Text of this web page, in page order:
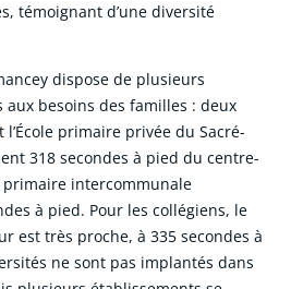
témoignant d’une diversité
dispose de plusieurs
besoins des familles : deux
primaire privée du Sacré-
318 secondes à pied du centre-
primaire intercommunale
à pied. Pour les collégiens, le
est très proche, à 335 secondes à
ne sont pas implantés dans